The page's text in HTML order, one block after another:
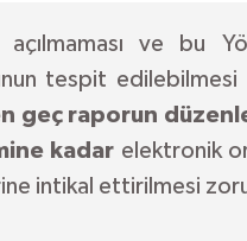
ve bu
tespit edilebilmesi
geç raporun
kadar elektronik
intikal ettirilmesi